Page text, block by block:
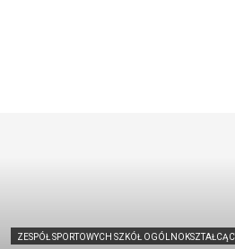
ZESPÓŁ SPORTOWYCH SZKÓŁ